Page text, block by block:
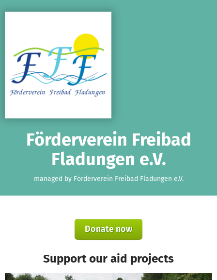
Förderverein Freibad
Fladungen e.V.
managed by Förderverein Freibad Fladungen e.V.
Donate now
Support our aid projects